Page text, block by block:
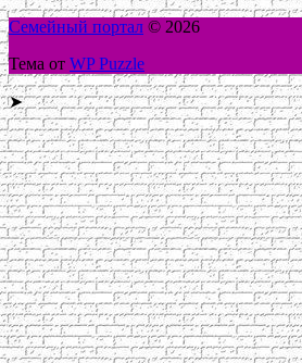
Семейный портал © 2026
Тема от WP Puzzle
➤